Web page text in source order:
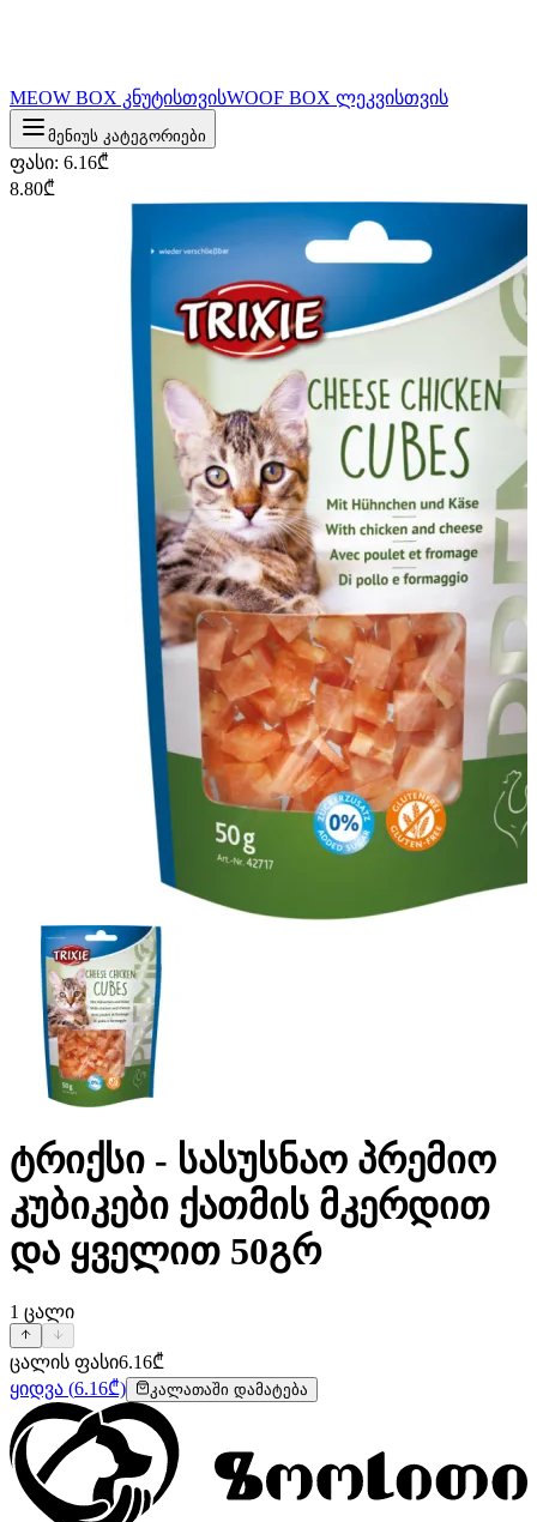
MEOW BOX კნუტისთვისWOOF BOX ლეკვისთვის
მენიუს კატეგორიები
ფასი: 6.16₾
8.80₾
ტრიქსი - სასუსნაო პრემიო
კუბიკები ქათმის მკერდით
და ყველით 50გრ
1 ცალი
ცალის ფასი6.16₾
ყიდვა (6.16₾) კალათაში დამატება